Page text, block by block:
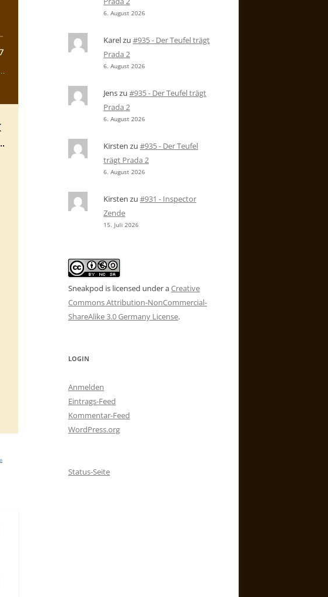
6. August 2026
Karelzu #935 - Der Teufel trägt
Prada 2
6. August 2026
Jenszu #935 - Der Teufel trägt
Prada 2
6. August 2026
Kirsten zu #935 - Der Teufel
trägt Prada 2
6. August 2026
Kirsten zu #931 - Inspector
Zende
15. Juli 2026
Sneakpod is licensed under aCreative
Commons Attribution-NonCommercial-
ShareAlike 3.0 Germany License.
LOGIN
Anmelden
Eintrags-Feed
Kommentar-Feed
WordPress.org
Status-Seite